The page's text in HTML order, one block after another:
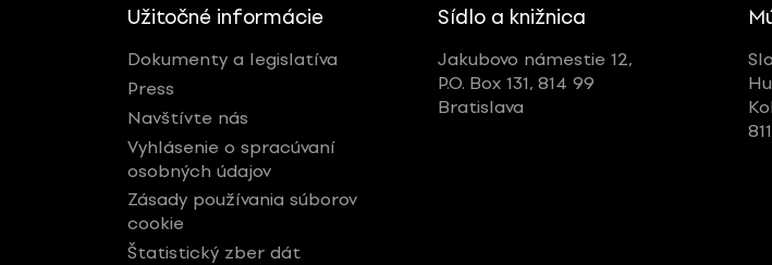
Užitočné informácie
Dokumenty a legislatíva
Press
Navštívte nás
Vyhlásenie o spracúvaní
osobných údajov
Zásady používania súborov
cookie
Štatistický zber dát
Sídlo a knižnica
Jakubovo námestie 12,
P.O. Box 131, 814 99
Bratislava